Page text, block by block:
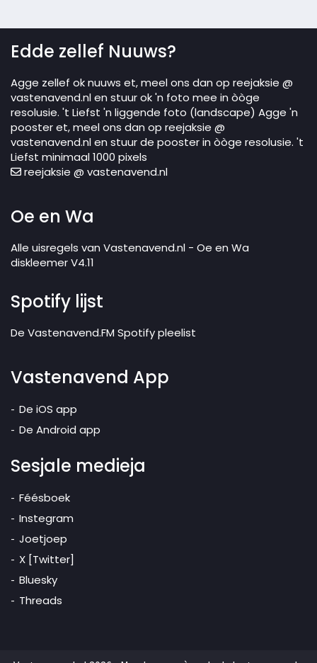
Edde zellef Nuuws?
Agge zellef ok nuuws et, meel ons dan op reejaksie @
vastenavend.nl en stuur ok 'n foto mee in òòge
resolusie. 't Liefst 'n liggende foto (landscape) Agge 'n
pooster et, meel ons dan op reejaksie @
vastenavend.nl en stuur de pooster in òòge resolusie. 't
Liefst minimaal 1000 pixels
reejaksie @ vastenavend.nl
Oe en Wa
Alle uisregels van Vastenavend.nl - Oe en Wa
diskleemer V4.11
Spotify lijst
De Vastenavend.FM Spotify pleelist
Vastenavend App
De iOS app
De Android app
Sesjale medieja
Féésboek
Instegram
Joetjoep
X [Twitter]
Bluesky
Threads